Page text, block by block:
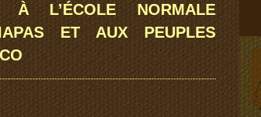
À L’ÉCOLE NORMALE
ET AUX PEUPLES